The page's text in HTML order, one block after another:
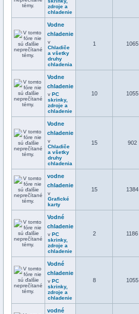
zdroje a
chladenie
Vodne
chladenie
v
Chladiče
a všetky
druhy
chladenia
1 1065
Vodne
chladenie
v PC
skrinky,
zdroje a
chladenie
10 1055
Vodne
chladenie
v
Chladiče
a všetky
druhy
chladenia
15 902
vodne
chladenie
v
Grafické
karty
15 1384
Vodné
chladenie
v PC
skrinky,
zdroje a
chladenie
2 1186
Vodné
chladenie
v PC
skrinky,
zdroje a
chladenie
8 1055
vodné